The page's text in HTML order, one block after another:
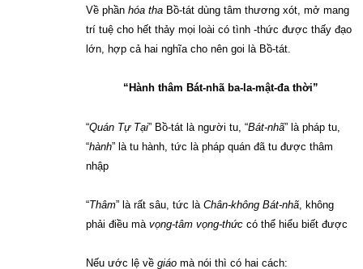
Về phần hóa tha Bồ-tát dùng tâm thương xót, mở mang
trí tuệ cho hết thảy mọi loài có tình -thức được thấy đạo
lớn, hợp cả hai nghĩa cho nên goi là Bồ-tát.
“Hành thâm Bát-nhã ba-la-mật-đa thời”
“Quán Tự Tại” Bồ-tát là người tu, “Bát-nhã” là pháp tu,
“hành” là tu hành, tức là pháp quán đã tu được thâm
nhập
“Thâm” là rất sâu, tức là Chân-không Bát-nhã, không
phải điều mà vọng-tâm vọng-thức có thể hiểu biết được
Nếu ước lệ về giáo mà nói thì có hai cách: